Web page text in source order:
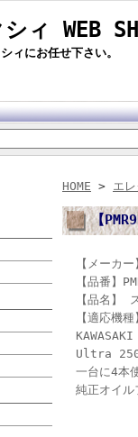
ィ WEB
ィにお任せ下さい。
HOME > エ
【
【メーカー
【品番】
【品名】
【適応機種
KAWASAKI
Ultra
一台に4本
純正オイル